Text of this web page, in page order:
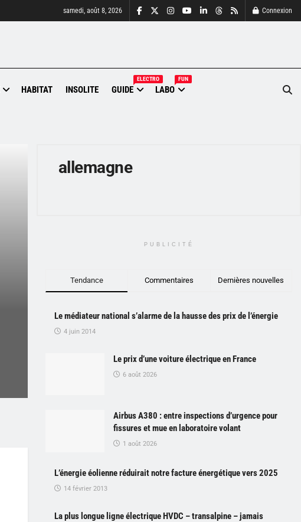
samedi, août 8, 2026 Connexion
HABITAT INSOLITE GUIDE
ELECTRO
LABO
FUN
allemagne
PUBLICITÉ
Tendance Commentaires Dernières nouvelles
Le médiateur national s’alarme de la hausse des prix de l’énergie
4 juin 2014
Le prix d’une voiture électrique en France
6 août 2026
Airbus A380 : entre inspections d’urgence pour
fissures et mue en laboratoire volant
1 août 2026
L’énergie éolienne réduirait notre facture énergétique vers 2025
14 février 2013
La plus longue ligne électrique HVDC – transalpine – jamais